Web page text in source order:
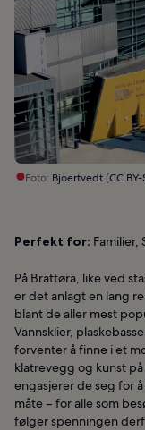
Foto: Bjoertvedt(CC
Perfekt for: Familier,
På Brattøra, like ved
er det anlagt en lang
blant de aller mest
Vannsklier,
forventer å finne i et
klatrevegg og kunst
engasjerer de seg for
måte – for alle som
følger spenningen